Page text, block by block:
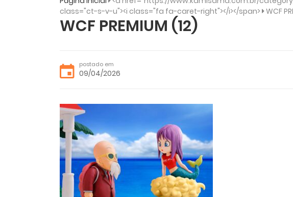
class="ct-s-v-u"><i class="fa fa-caret-right"></i></span> WCF
WCF PREMIUM (12)
postado em
09/04/2026